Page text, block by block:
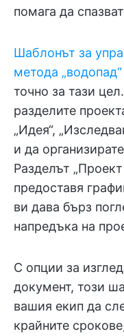
помага да
Шаблонът за
метода
точно за тази
разделите
„Идея“,
и да
Разделът
предоставя
ви дава бърз
напредъка на
С опции за
документ, този
вашия екип да
крайните